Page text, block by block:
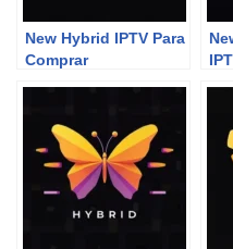
New Hybrid IPTV Para
Comprar